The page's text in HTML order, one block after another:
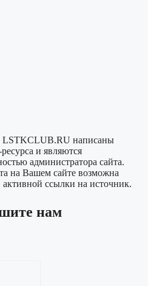
LSTKCLUB.RU написаны
и являются
администратора сайта.
на Вашем сайте возможна
ссылки на источник.
нам